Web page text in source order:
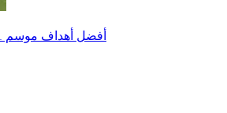
أفضل أهداف موسم 2011-2012 - الجزء الأول